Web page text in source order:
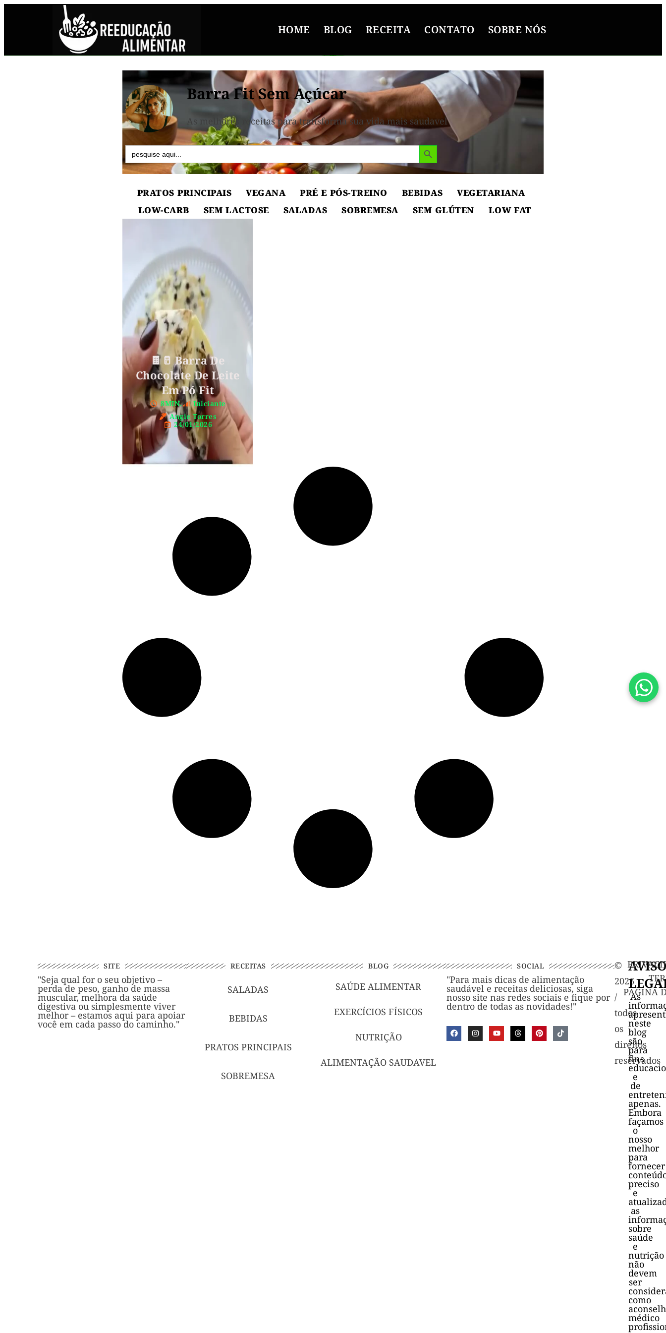
HOME BLOG RECEITA CONTATO SOBRE NÓS
Barra Fit Sem Açúcar
As melhores receitas para transforma sua vida mais saudavel
Search
for:
Search Button
PRATOS PRINCIPAIS VEGANA PRÉ E PÓS-TREINO BEBIDAS
VEGETARIANA
LOW-CARB
SEM LACTOSE SALADAS SOBREMESA SEM GLÚTEN LOW FAT
🍫🥛 Barra De
Chocolate De Leite
Em Pó Fit
8MIN.
Iniciante
Angie Torres
24/01/2026
SITE
"Seja qual for o seu objetivo –
perda de peso, ganho de massa
muscular, melhora da saúde
digestiva ou simplesmente viver
melhor – estamos aqui para apoiar
você em cada passo do caminho."
RECEITAS
SALADAS
BEBIDAS
PRATOS PRINCIPAIS
SOBREMESA
BLOG
SAÚDE ALIMENTAR
EXERCÍCIOS FÍSICOS
NUTRIÇÃO
ALIMENTAÇÃO SAUDAVEL
SOCIAL
"Para mais dicas de alimentação
saudável e receitas deliciosas, siga
nosso site nas redes sociais e fique por
dentro de todas as novidades!"
©️
2026
/
todos
os
direitos
reservados
PAGINA
As
neste
blog
são
para
fins
e
de
apenas.
Embora
façamos
o
nosso
melhor
para
fornecer
preciso
e
as
sobre
saúde
e
nutrição
não
devem
ser
como
médico